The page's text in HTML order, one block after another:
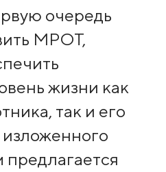
очередь
МРОТ,
жизни как
так и его
предлагается